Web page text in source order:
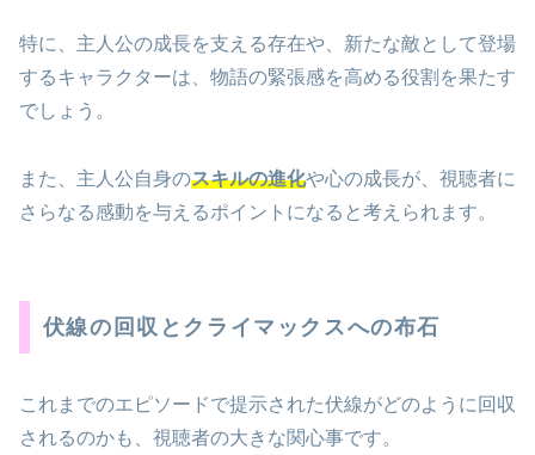
特に、主人公の成長を支える存在や、新たな敵として登場
するキャラクターは、物語の緊張感を高める役割を果たす
でしょう。
また、主人公自身のスキルの進化や心の成長が、視聴者に
さらなる感動を与えるポイントになると考えられます。
伏線の回収とクライマックスへの布石
これまでのエピソードで提示された伏線がどのように回収
されるのかも、視聴者の大きな関心事です。